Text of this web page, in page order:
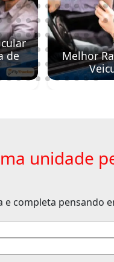
de
Melhor
unidade
completa pensando